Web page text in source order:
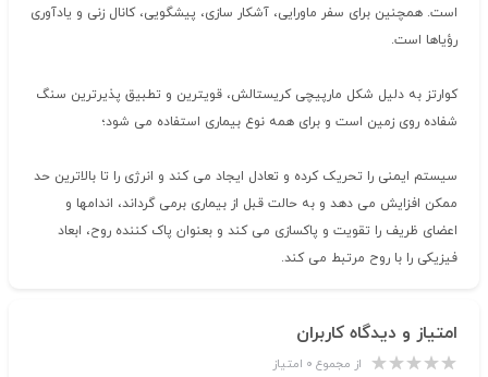
است. همچنین برای سفر ماورایی، آشکار سازی، پیشگویی، کانال زنی و یادآوری
رؤیاها است.
کوارتز به دلیل شکل مارپیچی کریستالش، قویترین و تطبیق پذیرترین سنگ
شفاده روی زمین است و برای همه نوع بیماری استفاده می شود؛
سیستم ایمنی را تحریک کرده و تعادل ایجاد می کند و انرژی را تا بالاترین حد
ممکن افزایش می دهد و به حالت قبل از بیماری برمی گرداند، اندامها و
اعضای ظریف را تقویت و پاکسازی می کند و بعنوان پاک کننده روح، ابعاد
فیزیکی را با روح مرتبط می کند.
امتیاز و دیدگاه کاربران
از مجموع ۰ امتیاز